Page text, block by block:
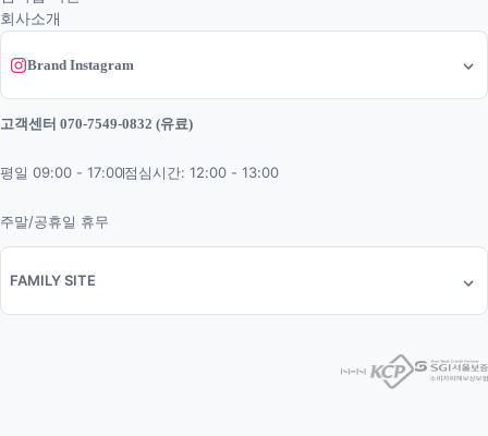
회사소개
Brand Instagram
고객센터 070-7549-0832 (유료)
평일 09:00 - 17:00점심시간: 12:00 - 13:00
주말/공휴일 휴무
FAMILY SITE